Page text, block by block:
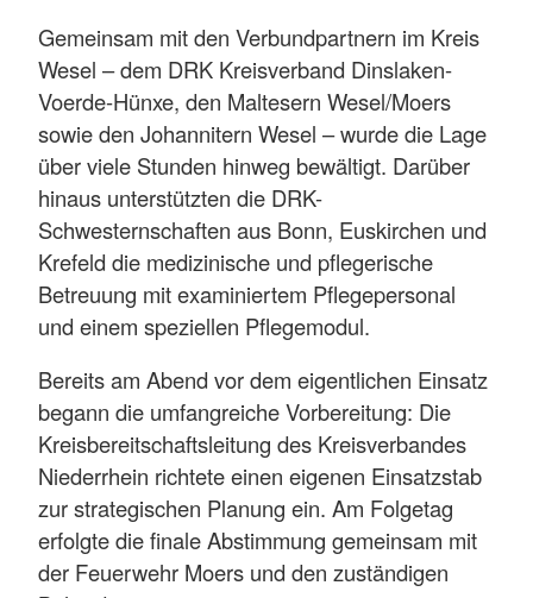
Gemeinsam mit den Verbundpartnern im Kreis
Wesel – dem DRK Kreisverband Dinslaken-
Voerde-Hünxe, den Maltesern Wesel/Moers
sowie den Johannitern Wesel – wurde die Lage
über viele Stunden hinweg bewältigt. Darüber
hinaus unterstützten die DRK-
Schwesternschaften aus Bonn, Euskirchen und
Krefeld die medizinische und pflegerische
Betreuung mit examiniertem Pflegepersonal
und einem speziellen Pflegemodul.
Bereits am Abend vor dem eigentlichen Einsatz
begann die umfangreiche Vorbereitung: Die
Kreisbereitschaftsleitung des Kreisverbandes
Niederrhein richtete einen eigenen Einsatzstab
zur strategischen Planung ein. Am Folgetag
erfolgte die finale Abstimmung gemeinsam mit
der Feuerwehr Moers und den zuständigen